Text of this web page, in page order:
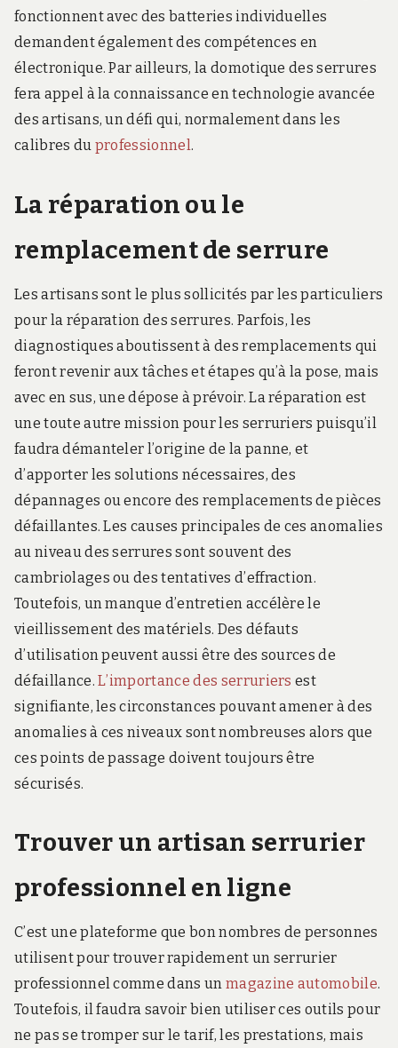
fonctionnent avec des batteries individuelles
demandent également des compétences en
électronique. Par ailleurs, la domotique des serrures
fera appel à la connaissance en technologie avancée
des artisans, un défi qui, normalement dans les
calibres du professionnel.
La réparation ou le
remplacement de serrure
Les artisans sont le plus sollicités par les particuliers
pour la réparation des serrures. Parfois, les
diagnostiques aboutissent à des remplacements qui
feront revenir aux tâches et étapes qu’à la pose, mais
avec en sus, une dépose à prévoir. La réparation est
une toute autre mission pour les serruriers puisqu’il
faudra démanteler l’origine de la panne, et
d’apporter les solutions nécessaires, des
dépannages ou encore des remplacements de pièces
défaillantes. Les causes principales de ces anomalies
au niveau des serrures sont souvent des
cambriolages ou des tentatives d’effraction.
Toutefois, un manque d’entretien accélère le
vieillissement des matériels. Des défauts
d’utilisation peuvent aussi être des sources de
défaillance.L’importance des serruriers est
signifiante, les circonstances pouvant amener à des
anomalies à ces niveaux sont nombreuses alors que
ces points de passage doivent toujours être
sécurisés.
Trouver un artisan serrurier
professionnel en ligne
C’est une plateforme que bon nombres de personnes
utilisent pour trouver rapidement un serrurier
professionnel comme dans un magazine automobile.
Toutefois, il faudra savoir bien utiliser ces outils pour
ne pas se tromper sur le tarif, les prestations, mais